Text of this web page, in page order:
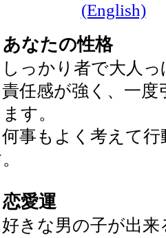
(English)
あなたの性格
っかり者で大人っ
任感が強く、一度
す。
事もよく考えて行
恋愛運
きな男の子が出来